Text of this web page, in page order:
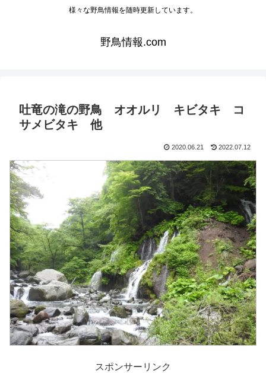
様々な野鳥情報を随時更新しています。
野鳥情報.com
吐竜の滝の野鳥 オオルリ キビタキ コ
サメビタキ 他
2020.06.21 2022.07.12
スポンサーリンク